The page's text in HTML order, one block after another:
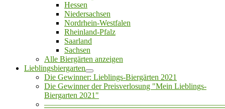
Hessen
Niedersachsen
Nordrhein-Westfalen
Rheinland-Pfalz
Saarland
Sachsen
Alle Biergärten anzeigen
Lieblingsbiergarten
Die Gewinner: Lieblings-Biergärten 2021
Die Gewinner der Preisverlosung "Mein Lieblings-
Biergarten 2021"